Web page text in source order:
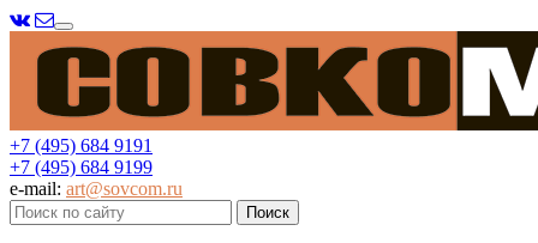
Меню
+7 (495) 684 9191
+7 (495) 684 9199
e-mail: art@sovcom.ru